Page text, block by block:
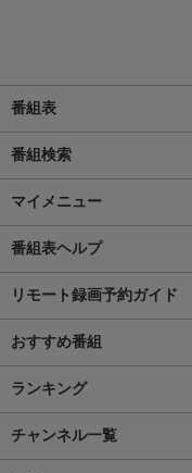
番組表
番組検索
マイメニュー
番組表ヘルプ
リモート録画予約ガイド
おすすめ番組
ランキング
チャンネル一覧